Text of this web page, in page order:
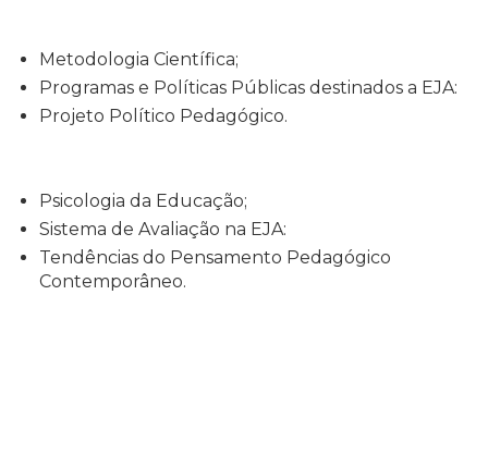
Metodologia Científica;
Programas e Políticas Públicas destinados a EJA:
Projeto Político Pedagógico.
Psicologia da Educação;
Sistema de Avaliação na EJA:
Tendências do Pensamento Pedagógico
Contemporâneo.